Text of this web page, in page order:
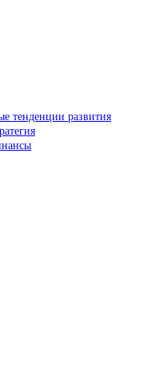
тенденции развития